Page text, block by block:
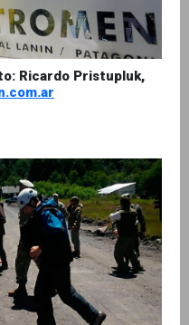
Ricardo Pristupluk,